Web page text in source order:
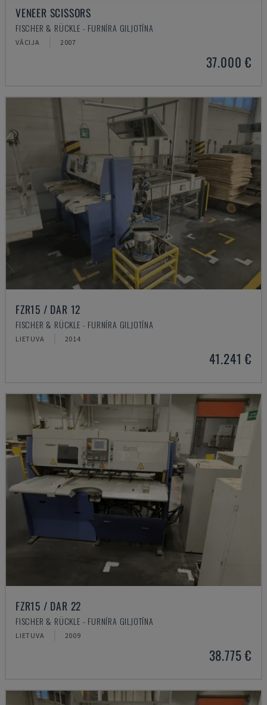
VENEER SCISSORS
FISCHER & RÜCKLE - FURNĪRA GILJOTĪNA
VĀCIJA 2007
37.000 €
FZR15 / DAR 12
FISCHER & RÜCKLE - FURNĪRA GILJOTĪNA
LIETUVA 2014
41.241 €
FZR15 / DAR 22
FISCHER & RÜCKLE - FURNĪRA GILJOTĪNA
LIETUVA 2009
38.775 €